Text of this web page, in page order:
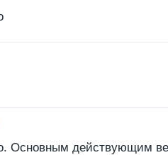
Основным действующим